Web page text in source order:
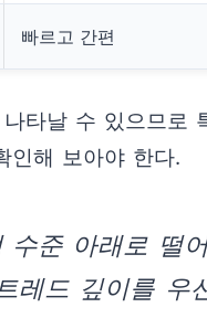
빠르고 간편
타날 수 있으므
인해 보아야 한다.
수준 아래로 떨
레드 깊이를 우